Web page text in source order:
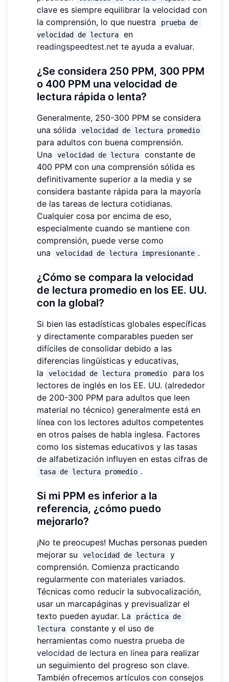
clave es siempre equilibrar la velocidad con
la comprensión, lo que nuestra
prueba de
velocidad de lectura
en
readingspeedtest.net te ayuda a evaluar.
¿Se considera 250 PPM, 300 PPM
o 400 PPM una velocidad de
lectura rápida o lenta?
Generalmente, 250-300 PPM se considera
una sólida
velocidad de lectura promedio
para adultos con buena comprensión.
Una
velocidad de lectura
constante de
400 PPM con una comprensión sólida es
definitivamente superior a la media y se
considera bastante rápida para la mayoría
de las tareas de lectura cotidianas.
Cualquier cosa por encima de eso,
especialmente cuando se mantiene con
comprensión, puede verse como
una
velocidad de lectura impresionante .
¿Cómo se compara la velocidad
de lectura promedio en los EE. UU.
con la global?
Si bien las estadísticas globales específicas
y directamente comparables pueden ser
difíciles de consolidar debido a las
diferencias lingüísticas y educativas,
la
velocidad de lectura promedio
para los
lectores de inglés en los EE. UU. (alrededor
de 200-300 PPM para adultos que leen
material no técnico) generalmente está en
línea con los lectores adultos competentes
en otros países de habla inglesa. Factores
como los sistemas educativos y las tasas
de alfabetización influyen en estas cifras de
tasa de lectura promedio .
Si mi PPM es inferior a la
referencia, ¿cómo puedo
mejorarlo?
¡No te preocupes! Muchas personas pueden
mejorar su
velocidad de lectura
y
comprensión. Comienza practicando
regularmente con materiales variados.
Técnicas como reducir la subvocalización,
usar un marcapáginas y previsualizar el
texto pueden ayudar. La
práctica de
lectura
constante y el uso de
herramientas como nuestra prueba de
velocidad de lectura en línea para realizar
un seguimiento del progreso son clave.
También ofrecemos artículos con consejos